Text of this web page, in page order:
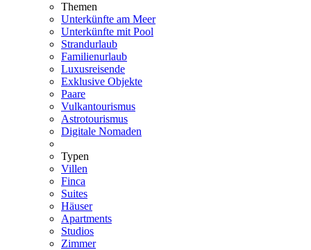
Themen
Unterkünfte am Meer
Unterkünfte mit Pool
Strandurlaub
Familienurlaub
Luxusreisende
Exklusive Objekte
Paare
Vulkantourismus
Astrotourismus
Digitale Nomaden
Typen
Villen
Finca
Suites
Häuser
Apartments
Studios
Zimmer